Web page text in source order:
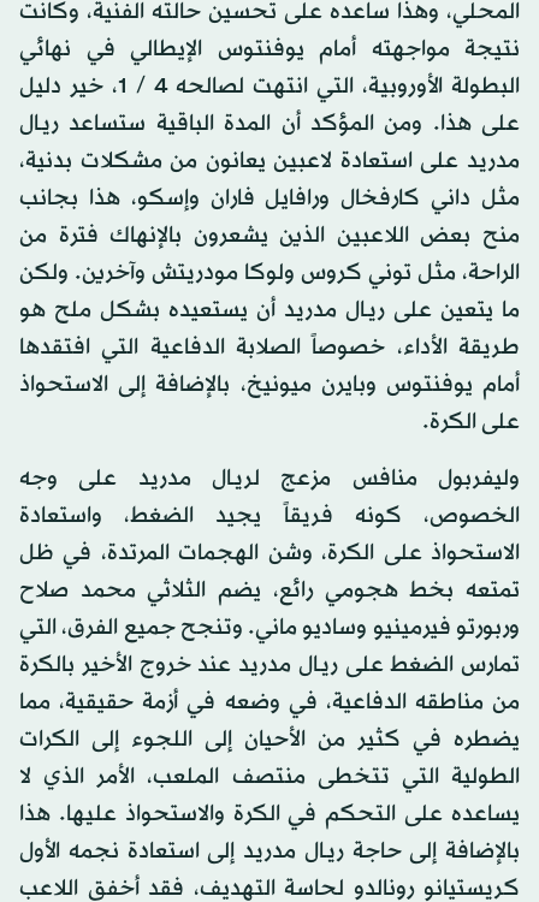
المحلي، وهذا ساعده على تحسين حالته الفنية، وكانت
نتيجة مواجهته أمام يوفنتوس الإيطالي في نهائي
البطولة الأوروبية، التي انتهت لصالحه 4 / 1، خير دليل
على هذا. ومن المؤكد أن المدة الباقية ستساعد ريـال
مدريد على استعادة لاعبين يعانون من مشكلات بدنية،
مثل داني كارفخال ورافايل فاران وإسكو، هذا بجانب
منح بعض اللاعبين الذين يشعرون بالإنهاك فترة من
الراحة، مثل توني كروس ولوكا مودريتش وآخرين. ولكن
ما يتعين على ريـال مدريد أن يستعيده بشكل ملح هو
طريقة الأداء، خصوصاً الصلابة الدفاعية التي افتقدها
أمام يوفنتوس وبايرن ميونيخ، بالإضافة إلى الاستحواذ
على الكرة.
وليفربول منافس مزعج لريـال مدريد على وجه
الخصوص، كونه فريقاً يجيد الضغط، واستعادة
الاستحواذ على الكرة، وشن الهجمات المرتدة، في ظل
تمتعه بخط هجومي رائع، يضم الثلاثي محمد صلاح
وربورتو فيرمينيو وساديو ماني. وتنجح جميع الفرق، التي
تمارس الضغط على ريـال مدريد عند خروج الأخير بالكرة
من مناطقه الدفاعية، في وضعه في أزمة حقيقية، مما
يضطره في كثير من الأحيان إلى اللجوء إلى الكرات
الطولية التي تتخطى منتصف الملعب، الأمر الذي لا
يساعده على التحكم في الكرة والاستحواذ عليها. هذا
بالإضافة إلى حاجة ريـال مدريد إلى استعادة نجمه الأول
كريستيانو رونالدو لحاسة التهديف، فقد أخفق اللاعب